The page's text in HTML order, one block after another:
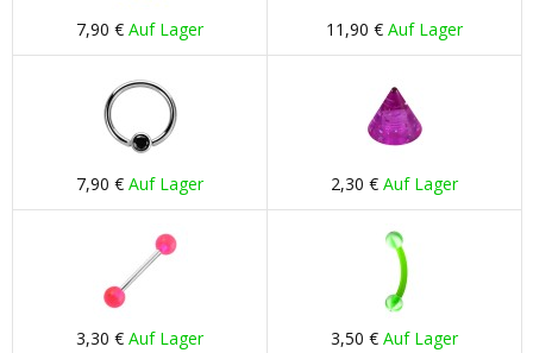
7,90 € Auf Lager 11,90 € Auf Lager
7,90 € Auf Lager 2,30 € Auf Lager
3,30 € Auf Lager 3,50 € Auf Lager